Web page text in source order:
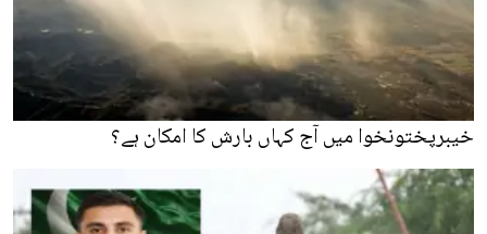
خیبرپختونخوا میں آج کہاں بارش کا امکان ہے؟